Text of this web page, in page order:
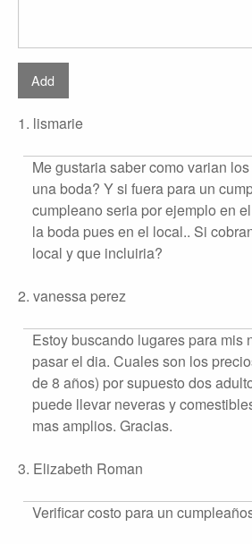
1. lismarie
Me gustaria saber como varian
una boda? Y si fuera para un
cumpleano seria por ejemplo en
la boda pues en el local.. Si
local y que incluiria?
2. vanessa perez
Estoy buscando lugares para mis
pasar el dia. Cuales son los
de 8 años) por supuesto dos
puede llevar neveras y
mas amplios. Gracias.
3. Elizabeth Roman
Verificar costo para un